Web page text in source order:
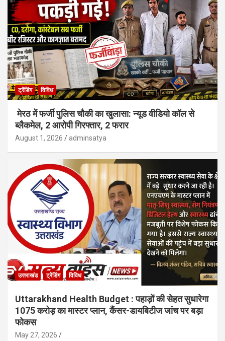
ट्रेंडिंग विविध
मेरठ में फर्जी पुलिस चौकी का खुलासा: न्यूड वीडियो कॉल से
ब्लैकमेल, 2 आरोपी गिरफ्तार, 2 फरार
August 1, 2026 adminsatya
उत्तराखंड ट्रेंडिंग विविध
Uttarakhand Health Budget : पहाड़ों की सेहत सुधारेगा
1075 करोड़ का मास्टर प्लान, कैंसर-डायबिटीज जांच पर बड़ा
फोकस
May 27, 2026